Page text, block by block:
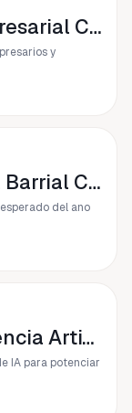
Networking Empresarial Camara de Comercio
y
Torneo de Futbol Barrial Copa Loja
del ano
Taller de Inteligencia Artificial para Negocios
IA para potenciar